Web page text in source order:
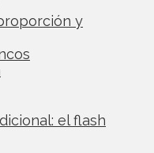
y
el flash